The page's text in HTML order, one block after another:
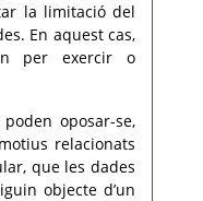
la limitació del
En aquest cas,
per exercir o
oposar-se,
relacionats
que les dades
objecte d’un